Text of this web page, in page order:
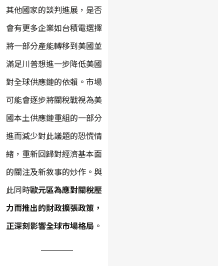
其他國家的談判進展，是否
會有更多企業如台積電選擇
將一部分產能轉移到美國並
滿足川普想進一步降低美國
對全球供應鏈的依賴。市場
可能會逐步將關稅戰視為美
國本土供應鏈重組的一部分
進而減少對此議題的恐慌情
緒，重新回歸對經濟基本面
的關注及新敘事的炒作。與
此同時歐元區為應對關稅壓
力而推出的財政擴張政策，
正深刻影響全球市場格局 。